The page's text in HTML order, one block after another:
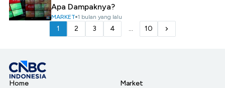
Apa Dampaknya?
MARKET 1 bulan yang lalu
1 2 3 4 ... 10
Home
Market